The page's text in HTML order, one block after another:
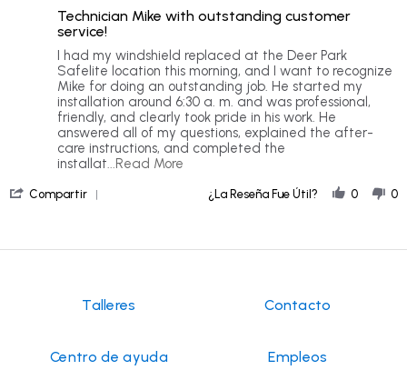
rating
5
Technician Mike with outstanding customer
service!
Review
by
Ryan
on
11
Jul
2026
review
stating
Technician
Mike
with
outstanding
customer
service!
I had my windshield replaced at the Deer Park
Safelite location this morning, and I want to recognize
Mike for doing an outstanding job. He started my
installation around 6:30 a. m. and was professional,
friendly, and clearly took pride in his work. He
answered all of my questions, explained the after-
care instructions, and completed the
installat ...Read More
about
windshield
Compartir
Ryan
Jul
2026
¿La Reseña Fue Útil? 0 0
Talleres Contacto
Centro de ayuda Empleos